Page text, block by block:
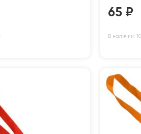
65 ₽
В наличии: